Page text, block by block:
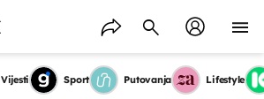
Vijesti Sport Putovanja Lifestyle